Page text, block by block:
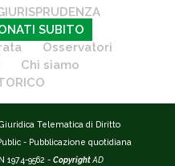
SUBITO
Osservatori
Chi siamo
Telematica di Diritto
- Pubblicazione quotidiana
1974-9562 - Copyright AD